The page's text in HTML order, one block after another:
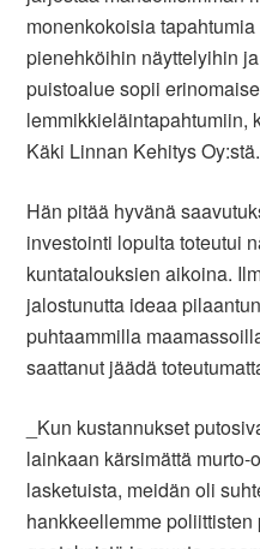
monenkokoisia
pienehköihin näyttelyihin
puistoalue sopii
lemmikkieläintapahtumiin,
Käki Linnan Kehitys Oy:stä.
Hän pitää hyvänä
investointi lopulta toteutui
kuntatalouksien aikoina.
jalostunutta ideaa
puhtaammilla
saattanut jäädä
_Kun kustannukset
lainkaan kärsimättä
lasketuista, meidän oli
hankkeellemme